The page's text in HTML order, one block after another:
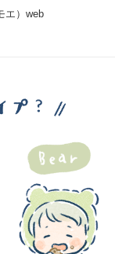
エ）web